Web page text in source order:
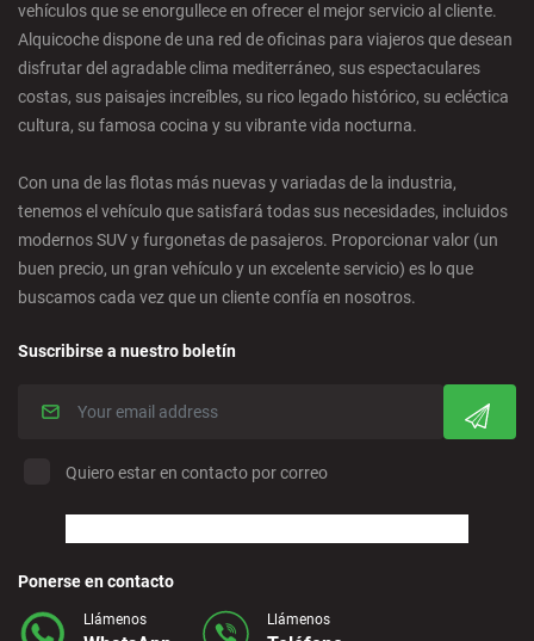
Castellon - Ciudad
Castro Urdiales - Ciudad
Córdoba - Ciudad
Corralejo - Fuerteventura
Marbella - Estepona
Finestrat - Playa
vehículos que se enorgullece en ofrecer el mejor servicio al cliente.
Alquicoche dispone de una red de oficinas para viajeros que desean
disfrutar del agradable clima mediterráneo, sus espectaculares
costas, sus paisajes increíbles, su rico legado histórico, su ecléctica
cultura, su famosa cocina y su vibrante vida nocturna.
Con una de las flotas más nuevas y variadas de la industria,
tenemos el vehículo que satisfará todas sus necesidades, incluidos
modernos SUV y furgonetas de pasajeros. Proporcionar valor (un
buen precio, un gran vehículo y un excelente servicio) es lo que
buscamos cada vez que un cliente confía en nosotros.
Suscribirse a nuestro boletín
Quiero estar en contacto por correo
Ponerse en contacto
Llámenos Llámenos